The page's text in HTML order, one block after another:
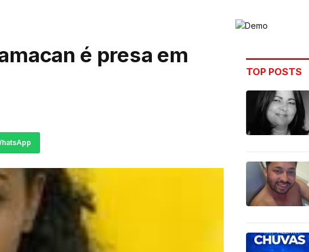
é presa em
TOP POSTS